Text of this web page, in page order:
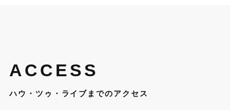
ACCESS
ハウ・ツゥ・ライブまでのアクセス